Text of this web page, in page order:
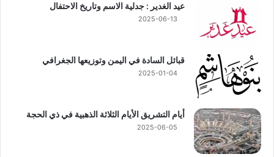
عيد الغدير : جدلية الاسم وتاريخ الاحتفال
2025-06-13
قبائل السادة في اليمن وتوزيعها الجغرافي
2025-01-04
أيام التشريق الأيام الثلاثة الذهبية في ذي الحجة
2025-06-05